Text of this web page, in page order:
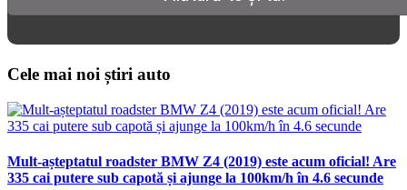
Cele mai noi știri auto
Mult-așteptatul roadster BMW Z4 (2019) este acum oficial! Are
335 cai putere sub capotă și ajunge la 100km/h în 4.6 secunde